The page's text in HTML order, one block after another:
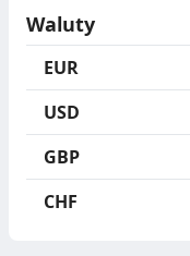
Waluty
EUR
USD
GBP
CHF